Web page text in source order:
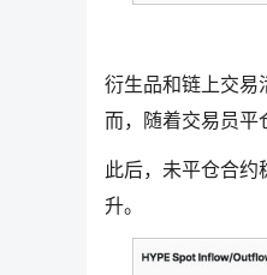
衍生品和链上交易
而，随着交易员平
此后，未平仓合约
升。